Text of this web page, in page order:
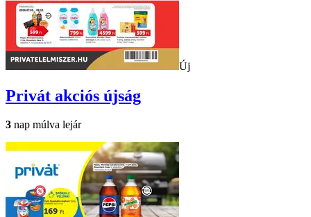
Új
Privát akciós újság
3 nap múlva lejár